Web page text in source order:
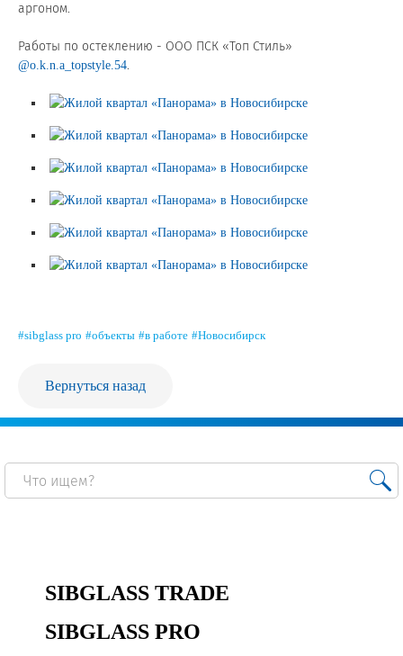
Сертификаты на продукцию Sibglass Pro
Сертификаты на продукцию Sibglass Trade
Проекты
Контакты
+7 (391) 278-77-77
info@sibglass.ru
аргоном.
Работы по остеклению - ООО ПСК «Топ Стиль»
@o.k.n.a_topstyle.54.
#sibglass pro #объекты #в работе #Новосибирск
Вернуться назад
SIBGLASS TRADE
SIBGLASS PRO